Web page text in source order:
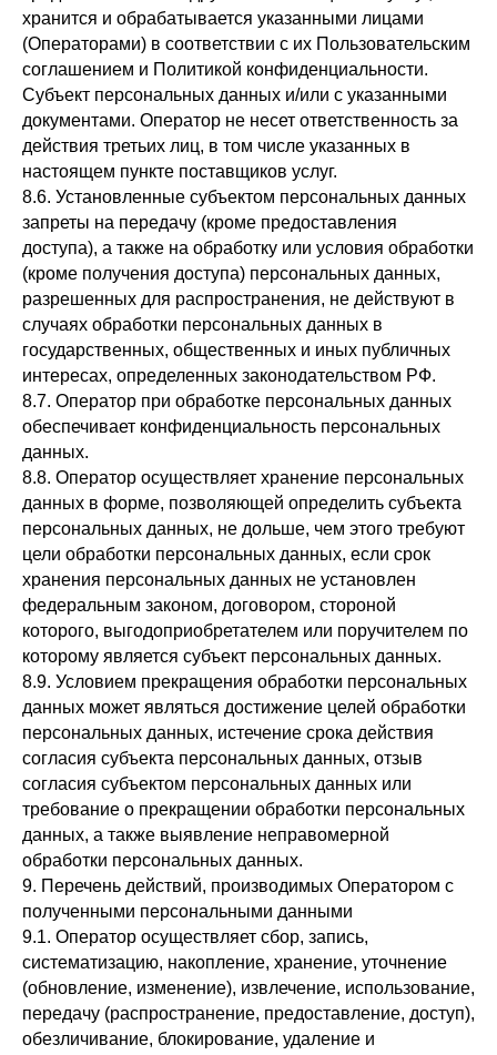
хранится и обрабатывается указанными лицами
(Операторами) в соответствии с их Пользовательским
соглашением и Политикой конфиденциальности.
Субъект персональных данных и/или с указанными
документами. Оператор не несет ответственность за
действия третьих лиц, в том числе указанных в
настоящем пункте поставщиков услуг.
8.6. Установленные субъектом персональных данных
запреты на передачу (кроме предоставления
доступа), а также на обработку или условия обработки
(кроме получения доступа) персональных данных,
разрешенных для распространения, не действуют в
случаях обработки персональных данных в
государственных, общественных и иных публичных
интересах, определенных законодательством РФ.
8.7. Оператор при обработке персональных данных
обеспечивает конфиденциальность персональных
данных.
8.8. Оператор осуществляет хранение персональных
данных в форме, позволяющей определить субъекта
персональных данных, не дольше, чем этого требуют
цели обработки персональных данных, если срок
хранения персональных данных не установлен
федеральным законом, договором, стороной
которого, выгодоприобретателем или поручителем по
которому является субъект персональных данных.
8.9. Условием прекращения обработки персональных
данных может являться достижение целей обработки
персональных данных, истечение срока действия
согласия субъекта персональных данных, отзыв
согласия субъектом персональных данных или
требование о прекращении обработки персональных
данных, а также выявление неправомерной
обработки персональных данных.
9. Перечень действий, производимых Оператором с
полученными персональными данными
9.1. Оператор осуществляет сбор, запись,
систематизацию, накопление, хранение, уточнение
(обновление, изменение), извлечение, использование,
передачу (распространение, предоставление, доступ),
обезличивание, блокирование, удаление и